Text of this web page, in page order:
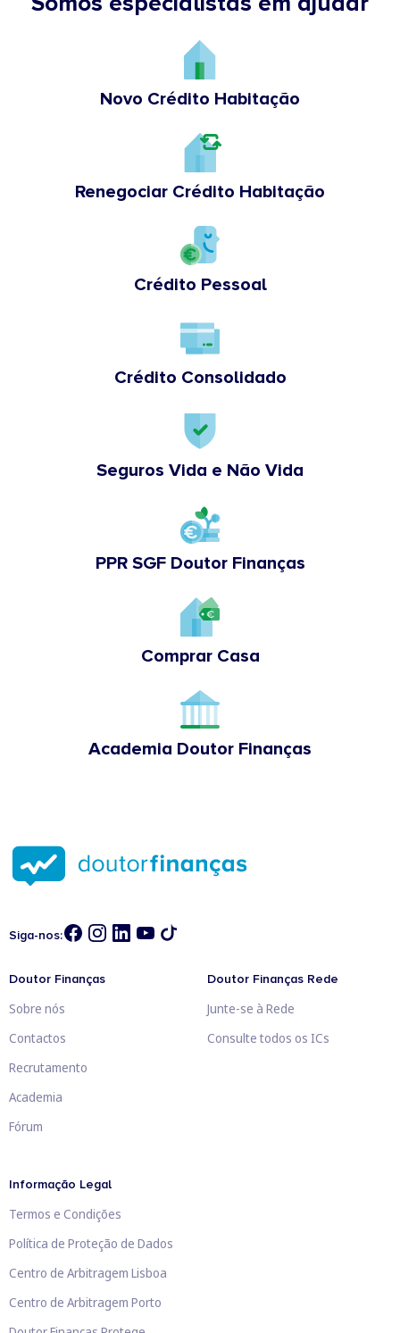
Novo Crédito Habitação
Renegociar Crédito Habitação
Crédito Pessoal
Crédito Consolidado
Seguros Vida e Não Vida
PPR SGF Doutor Finanças
Comprar Casa
Academia Doutor Finanças
Siga-nos:
Doutor Finanças
Sobre nós
Contactos
Recrutamento
Academia
Fórum
Doutor Finanças Rede
Junte-se à Rede
Consulte todos os ICs
Informação Legal
Termos e Condições
Política de Proteção de Dados
Centro de Arbitragem Lisboa
Centro de Arbitragem Porto